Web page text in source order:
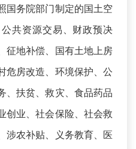
国务院部门制定的国土空
共资源交易、财政预决
征地补偿、国有土地上房
危房改造、环境保护、公
、扶贫、救灾、食品药品
创业、社会保险、社会救
涉农补贴、义务教育、医